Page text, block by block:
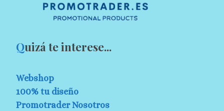
Quizá te interese...
Webshop
100% tu diseño
Promotrader Nosotros